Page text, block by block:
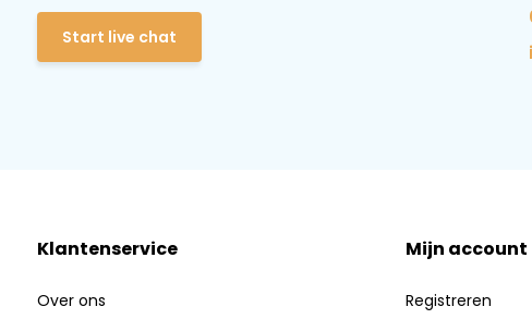
Start live chat
Klantenservice
Over ons
Mijn account
Registreren